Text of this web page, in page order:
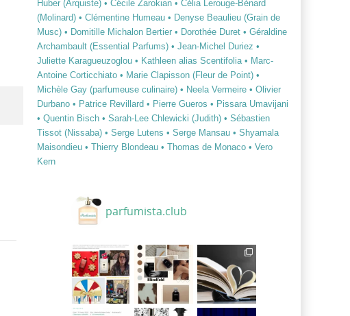
Huber (Arquiste) • Cécile Zarokian • Célia Lerouge-Bénard
(Molinard) • Clémentine Humeau • Denyse Beaulieu (Grain de
Musc) • Domitille Michalon Bertier • Dorothée Duret • Géraldine
Archambault (Essential Parfums) • Jean-Michel Duriez •
Juliette Karagueuzoglou • Kathleen alias Scentifolia • Marc-
Antoine Corticchiato • Marie Clapisson (Fleur de Point) •
Michèle Gay (parfumeuse culinaire) • Neela Vermeire • Olivier
Durbano • Patrice Revillard • Pierre Gueros • Pissara Umavijani
• Quentin Bisch • Sarah-Lee Chlewicki (Judith) • Sébastien
Tissot (Nissaba) • Serge Lutens • Serge Mansau • Shyamala
Maisondieu • Thierry Blondeau • Thomas de Monaco • Vero
Kern
parfumista.club